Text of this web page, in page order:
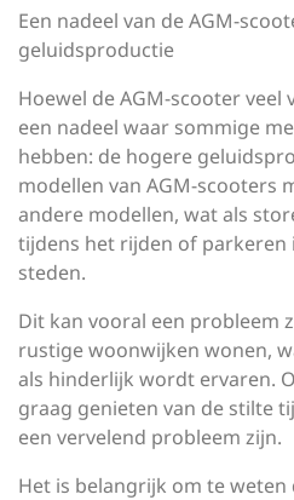
Een nadeel van de AGM-
geluidsproductie
Hoewel de AGM-scooter
een nadeel waar sommige
hebben: de hogere
modellen van AGM-scooters
andere modellen, wat als
tijdens het rijden of
steden.
Dit kan vooral een probleem
rustige woonwijken wonen,
als hinderlijk wordt ervaren.
graag genieten van de stilte
een vervelend probleem zijn.
Het is belangrijk om te